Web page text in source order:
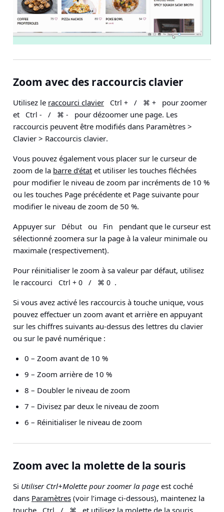
Zoom avec des raccourcis clavier
Utilisez le raccourci clavier Ctrl + / ⌘ +
pour zoomer
et
Ctrl - / ⌘ -
pour dézoomer une page. Les
raccourcis peuvent être modifiés dans Paramètres >
Clavier > Raccourcis clavier.
Vous pouvez également vous placer sur le curseur de
zoom de la barre d’état et utiliser les touches fléchées
pour modifier le niveau de zoom par incréments de 10 %
ou les touches Page précédente et Page suivante pour
modifier le niveau de zoom de 50 %.
Appuyer sur
Début ou Fin
pendant que le curseur est
sélectionné zoomera sur la page à la valeur minimale ou
maximale (respectivement).
Pour réinitialiser le zoom à sa valeur par défaut, utilisez
le raccourci
Ctrl + 0 / ⌘ 0 .
Si vous avez activé les raccourcis à touche unique, vous
pouvez effectuer un zoom avant et arrière en appuyant
sur les chiffres suivants au-dessus des lettres du clavier
ou sur le pavé numérique :
0 – Zoom avant de 10 %
9 – Zoom arrière de 10 %
8 – Doubler le niveau de zoom
7 – Divisez par deux le niveau de zoom
6 – Réinitialiser le niveau de zoom
Zoom avec la molette de la souris
Si Utiliser Ctrl+Molette pour zoomer la page est coché
dans Paramètres (voir l’image ci-dessous), maintenez la